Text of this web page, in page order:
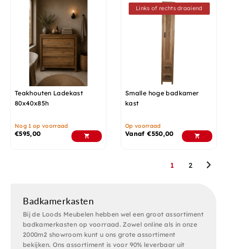
Teakhouten Ladekast
80x40x85h
Nog 1 op voorraad
€595,00
Links of rechts draaiend
Smalle hoge badkamer
kast
Op voorraad
Vanaf€550,00
1 2
Badkamerkasten
Bij de Loods Meubelen hebben wel een groot assortiment
badkamerkasten op voorraad. Zowel online als in onze
2000m2 showroom kunt u ons grote assortiment
bekijken. Ons assortiment is voor 90% leverbaar uit